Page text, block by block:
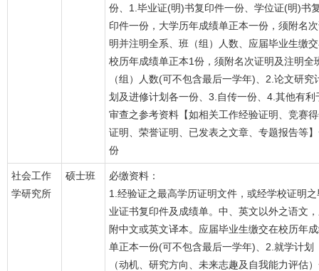
份、1.毕业证(明)书复印件一份、学位证(明)书
印件一份，大学历年成绩单正本一份，须附名
明并注明全系、班（组）人数、应届毕业生缴
校历年成绩单正本1份，须附名次证明及注明全
（组）人数(可不包含最后一学年)、2.论文研究
划及进修计划各一份、3.自传一份、4.其他有利
审查之参考资料【如相关工作经验证明、竞赛
证明、荣誉证明、已发表之文章、专题报告等
份
社会工作
学研究所
硕士班
必缴资料：
1.经验证之最高学历证明文件，或经学校证明之
业证书复印件及成绩单。中、英文以外之语文
附中文或英文译本。应届毕业生缴交在校历年
单正本一份(可不包含最后一学年)、2.就学计划
（动机、研究方向、未来志趣及自我能力评估